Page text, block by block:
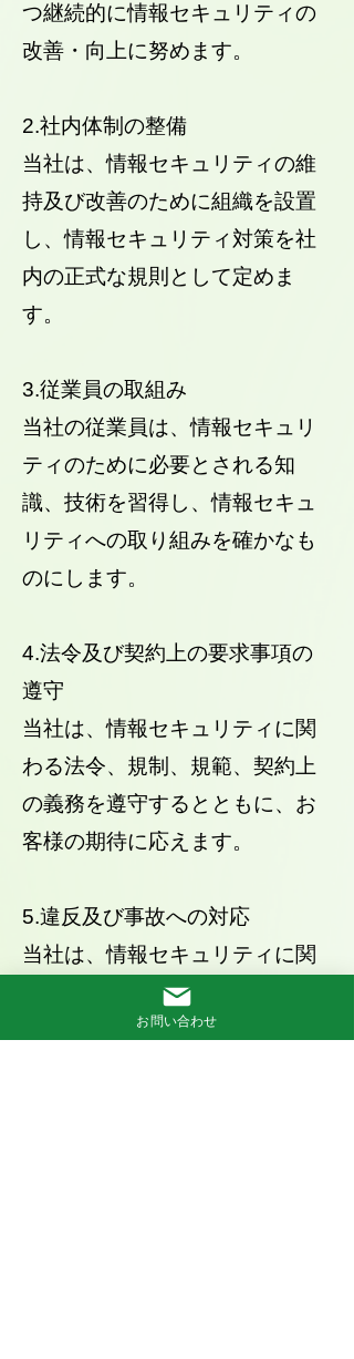
つ継続的に情報セキュリティの
改善・向上に努めます。
2.社内体制の整備
当社は、情報セキュリティの維
持及び改善のために組織を設置
し、情報セキュリティ対策を社
内の正式な規則として定めま
す。
3.従業員の取組み
当社の従業員は、情報セキュリ
ティのために必要とされる知
識、技術を習得し、情報セキュ
リティへの取り組みを確かなも
のにします。
4.法令及び契約上の要求事項の
遵守
当社は、情報セキュリティに関
わる法令、規制、規範、契約上
の義務を遵守するとともに、お
客様の期待に応えます。
5.違反及び事故への対応
当社は、情報セキュリティに関
わる法令違反、契約違反及び事
故が発生した場合には適切に対
お問い合わせ